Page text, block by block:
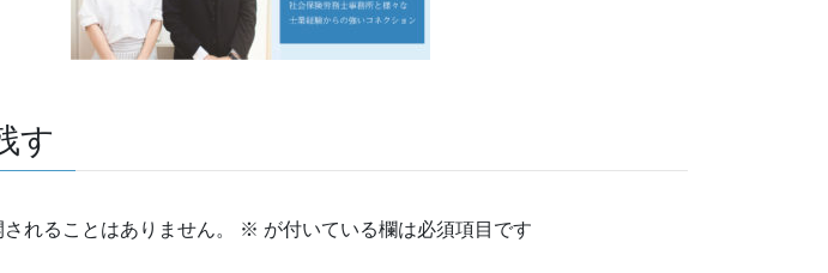
す
れることはありません。 ※ が付いている欄は必須項目です